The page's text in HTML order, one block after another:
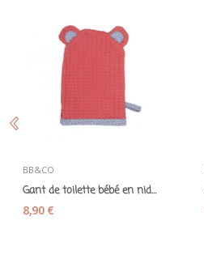
BB&CO
Gant de toilette bébé en nid d'abeille corail -...
8,90 €